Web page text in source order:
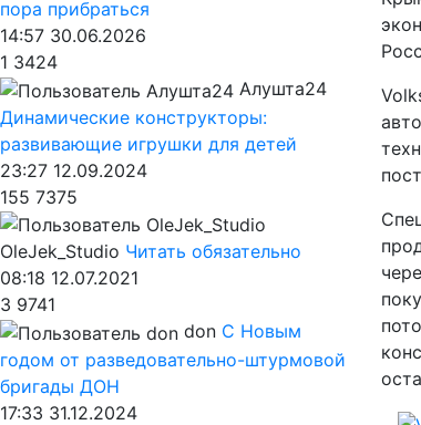
пора прибраться
14:57 30.06.2026
1 3424
Алушта24
Динамические конструкторы:
развивающие игрушки для детей
23:27 12.09.2024
155 7375
OleJek_Studio Читать обязательно
08:18 12.07.2021
3 9741
don С Новым
годом от разведовательно-штурмовой
бригады ДОН
17:33 31.12.2024